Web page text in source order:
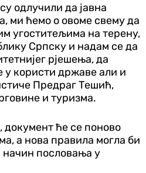
одлучили да јавна
ми ћемо о овоме свему да
угоститељима на терену,
Српску и надам се да
рјешења, да
у користи државе али и
Предраг Тешић,
и туризма.
документ ће се поново
а нова правила могла би
начин пословања у